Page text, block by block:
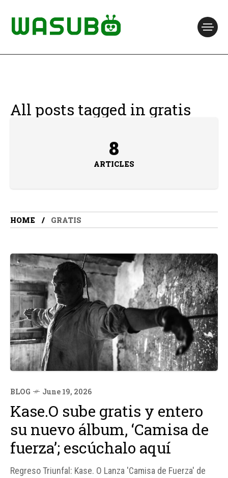
All posts tagged in gratis
8
ARTICLES
HOME GRATIS
BLOG June 19, 2026
Kase.O sube gratis y entero
su nuevo álbum, ‘Camisa de
fuerza’; escúchalo aquí
Regreso Triunfal: Kase. O Lanza 'Camisa de Fuerza' de